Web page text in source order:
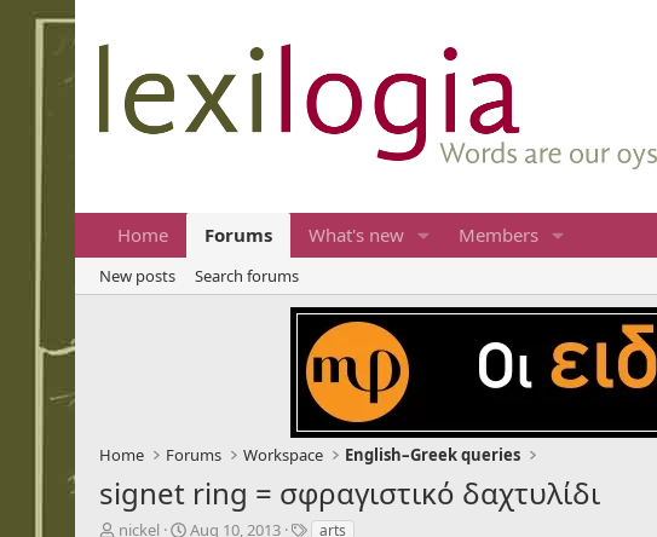
Home Forums What's new Members
New posts Search forums
Home Forums Workspace English–Greek queries
signet ring = σφραγιστικό δαχτυλίδι
T
nickel
S
Aug 10, 2013
Tarts